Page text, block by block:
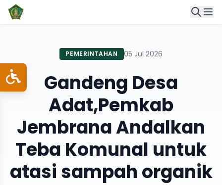
PEMERINTAHAN 05 Jul 2026
Gandeng Desa
Adat,Pemkab
Jembrana Andalkan
Teba Komunal untuk
atasi sampah organik